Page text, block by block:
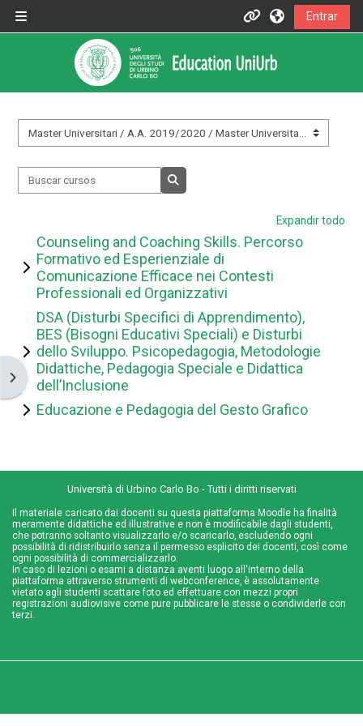
Informazioni
Informazioni generali
Istruzioni per docenti
Istruzioni per studenti
Contatti
Portale UniUrb
Entrar
Abrir cajón de bloques
Categorías
Buscar cursos
Expandir todo
Counseling and Coaching Skills. Percorso
Formativo ed Esperienziale di
Comunicazione Efficace nei Contesti
Professionali ed Organizzativi
DSA (Disturbi Specifici di Apprendimento),
BES (Bisogni Educativi Speciali) e Disturbi
dello Sviluppo. Psicopedagogia, Metodologie
Didattiche, Pedagogia Speciale e Didattica
dell’Inclusione
Educazione e Pedagogia del Gesto Grafico
Università di Urbino Carlo Bo - Tutti i diritti riservati
Il materiale caricato dai docenti su questa piattaforma Moodle ha finalità
meramente didattiche ed illustrative e non è modificabile dagli studenti,
che potranno soltanto visualizzarlo e/o scaricarlo, escludendo ogni
possibilità di ridistribuirlo senza il permesso esplicito dei docenti, così come
ogni possibilità di commercializzarlo.
In caso di lezioni o esami a distanza aventi luogo all'interno della
piattaforma attraverso strumenti di webconference, è assolutamente
vietato agli studenti scattare foto ed effettuare con mezzi propri
registrazioni audiovisive come pure pubblicare le stesse o condividerle con
terzi.